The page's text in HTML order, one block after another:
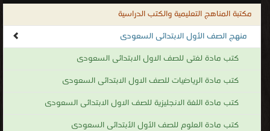
مكتبة المناهج التعليمية والكتب الدراسية
منهج الصف الأول الابتدائى السعودى
كتب مادة لغتى للصف الاول الابتدائى السعودى
كتب مادة الرياضيات للصف الاول الابتدائى السعودى
كتب مادة اللغة الانجليزية للصف الاول الابتدائى السعودى
كتب مادة العلوم للصف الأول الأبتدائى السعودى